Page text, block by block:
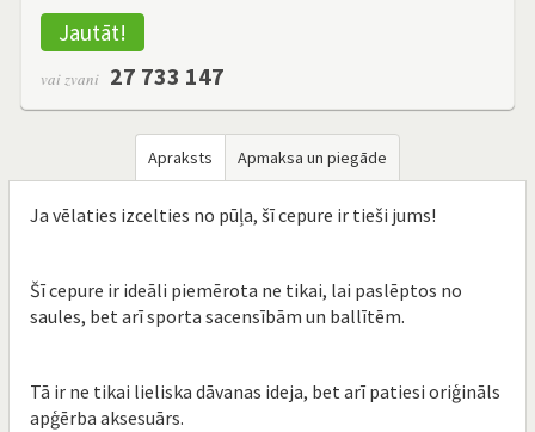
Jautāt!
vai zvani 27 733 147
Apraksts Apmaksa un piegāde
Ja vēlaties izcelties no pūļa, šī cepure ir tieši jums!
Šī cepure ir ideāli piemērota ne tikai, lai paslēptos no
saules, bet arī sporta sacensībām un ballītēm.
Tā ir ne tikai lieliska dāvanas ideja, bet arī patiesi oriģināls
apģērba aksesuārs.